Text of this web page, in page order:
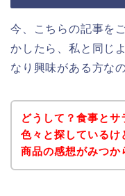
今、こちらの記事を
かしたら、私と同じ
なり興味がある方な
どうして？食事と
色々と探しているけ
商品の感想がみつか